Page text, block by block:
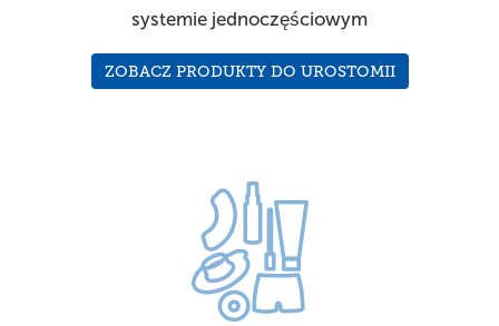
systemie jednoczęściowym
ZOBACZ PRODUKTY DO UROSTOMII